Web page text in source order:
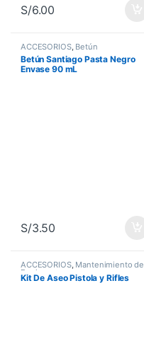
S/6.00
ACCESORIOS, Betún
Betún Santiago Pasta Negro
Envase 90 mL
S/3.50
ACCESORIOS, Mantenimiento de
Equipos
Kit De Aseo Pistola y Rifles